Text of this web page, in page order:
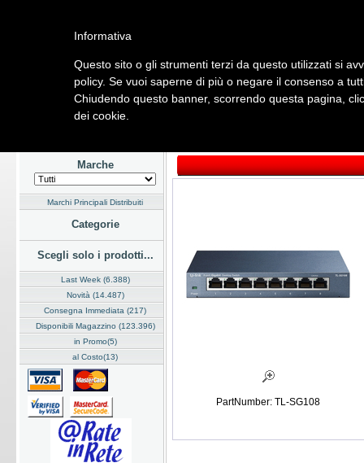
Listino Marchi Dati Cliente Servizi Company
Hardware Software Fotografia Telefonia Audio Video
Marche
Marchi Principali Distribuiti
Categorie
Scegli solo i prodotti...
Last Week (6.388)
Novità (14.487)
Consegna Immediata (217)
Disponibili Magazzino (123.396)
in Promo(5)
al Costo(13)
PartNumber: TL-SG108
Informativa
Questo sito o gli strumenti terzi da questo utilizzati si
policy. Se vuoi saperne di più o negare il consenso a
Chiudendo questo banner, scorrendo questa pagina,
dei cookie.